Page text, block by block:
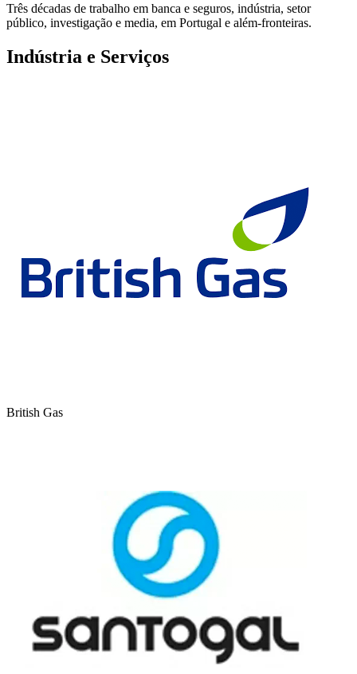
Três décadas de trabalho em banca e seguros, indústria, setor
público, investigação e media, em Portugal e além-fronteiras.
Indústria e Serviços
British Gas